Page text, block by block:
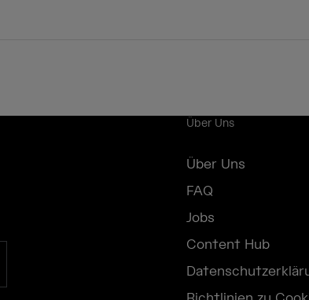
Über Uns
Über Uns
FAQ
Jobs
Content Hub